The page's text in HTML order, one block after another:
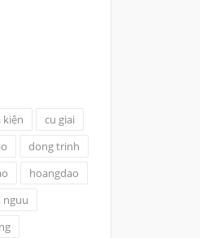
kiện
cu giai
dong trinh
hoangdao
nguu